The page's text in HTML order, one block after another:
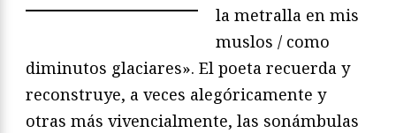
la metralla en mis
muslos / como
diminutos glaciares». El poeta recuerda y
reconstruye, a veces alegóricamente y
otras más vivencialmente, las sonámbulas